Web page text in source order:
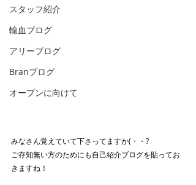
スタッフ紹介
輸血ブログ
アリーブログ
Branブログ
オープンに向けて
みなさん覚えていて下さってますか(・・?
ご存知無い方のためにも自己紹介ブログを貼ってお
きますね！